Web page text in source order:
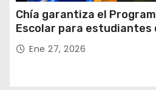
Chía garantiza el
Escolar para
oficiales
Ene 27, 2026